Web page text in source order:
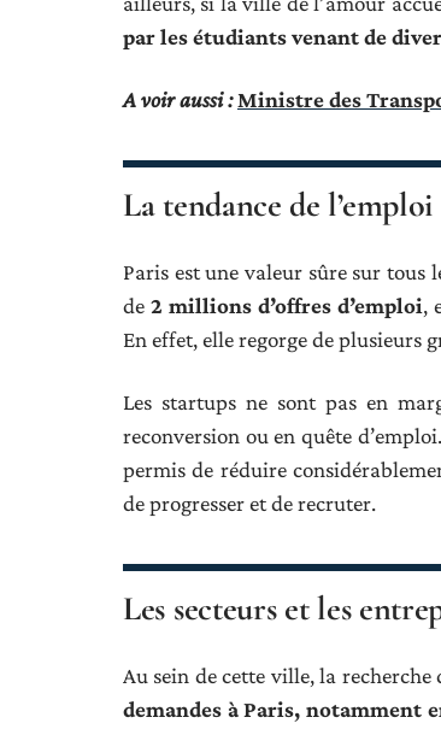
par les étudiants venant de
A voir aussi :Ministre des
La tendance de l’emploi
Paris est une valeur sûre sur tous
de2 millions d’offres d’emploi,
En effet, elle regorge de plusieurs
Les startups ne sont pas en
reconversion ou en quête
permis de réduire
de progresser et de recruter.
Les secteurs et les
Au sein de cette ville, la recherche
demandes à Paris, notamment